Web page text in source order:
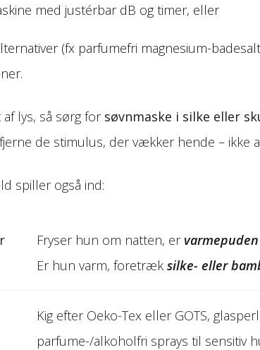
med justérbar dB og timer, eller
(fx parfumefri magnesium-
lys, så sørg for søvnmaske i silke eller
de stimulus, der vækker hende – ikke
spiller også ind:
Fryser hun om natten, er varmepuden
Er hun varm, foretræk silke- eller
Kig efter Oeko-Tex eller GOTS,
parfume-/alkoholfri sprays til sensitiv